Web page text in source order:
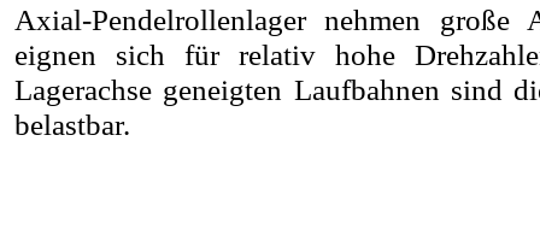
Axial-Pendelrollenlager nehmen große
eignen sich für relativ hohe
Lagerachse geneigten Laufbahnen sind
belastbar.